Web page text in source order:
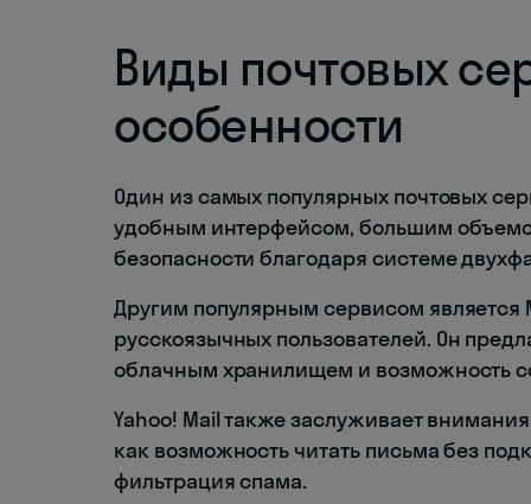
Виды почтовых
особенности
Один из самых популярных почтовых
удобным интерфейсом, большим
безопасности благодаря системе
Другим популярным сервисом является
русскоязычных пользователей. Он
облачным хранилищем и возможность
Yahoo! Mail также заслуживает
как возможность читать письма без
фильтрация спама.